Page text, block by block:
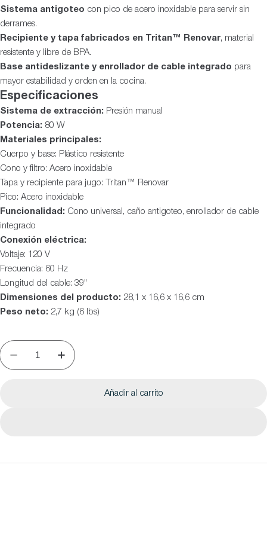
Sistema antigoteo con pico de acero inoxidable para servir sin
derrames.
Recipiente y tapa fabricados en Tritan™ Renovar, material
resistente y libre de BPA.
Base antideslizante y enrollador de cable integrado para
mayor estabilidad y orden en la cocina.
Especificaciones
Sistema de extracción: Presión manual
Potencia: 80 W
Materiales principales:
Cuerpo y base: Plástico resistente
Cono y filtro: Acero inoxidable
Tapa y recipiente para jugo: Tritan™ Renovar
Pico: Acero inoxidable
Funcionalidad: Cono universal, caño antigoteo, enrollador de cable
integrado
Conexión eléctrica:
Voltaje: 120 V
Frecuencia: 60 Hz
Longitud del cable: 39"
Dimensiones del producto: 28,1 x 16,6 x 16,6 cm
Peso neto: 2,7 kg (6 lbs)
Añadir al carrito